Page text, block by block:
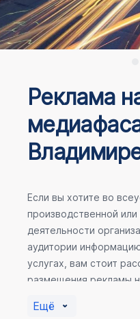
Реклама
Если вы хотите во
производственной
деятельности
аудитории
услугах, вам стоит
размещения рекламы
специалисты ООО
Ещё